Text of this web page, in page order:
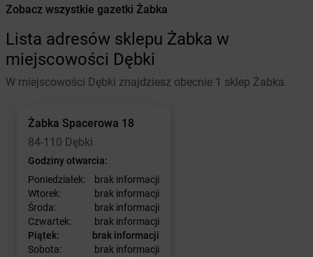
Zobacz wszystkie gazetki Żabka
Lista adresów sklepu Żabka w
miejscowości Dębki
W miejscowości Dębki znajdziesz obecnie 1 sklep Żabka.
Żabka Spacerowa 18
84-110 Dębki
Godziny otwarcia:
Poniedziałek:
brak informacji
Wtorek:
brak informacji
Środa:
brak informacji
Czwartek:
brak informacji
Piątek:
brak informacji
Sobota:
brak informacji